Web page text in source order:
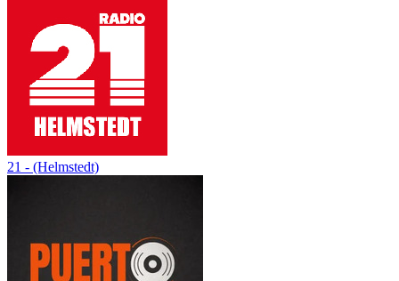
21 - (Helmstedt)